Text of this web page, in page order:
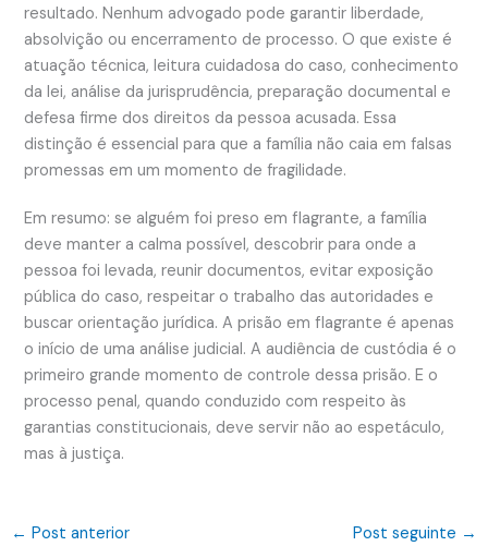
resultado. Nenhum advogado pode garantir liberdade,
absolvição ou encerramento de processo. O que existe é
atuação técnica, leitura cuidadosa do caso, conhecimento
da lei, análise da jurisprudência, preparação documental e
defesa firme dos direitos da pessoa acusada. Essa
distinção é essencial para que a família não caia em falsas
promessas em um momento de fragilidade.
Em resumo: se alguém foi preso em flagrante, a família
deve manter a calma possível, descobrir para onde a
pessoa foi levada, reunir documentos, evitar exposição
pública do caso, respeitar o trabalho das autoridades e
buscar orientação jurídica. A prisão em flagrante é apenas
o início de uma análise judicial. A audiência de custódia é o
primeiro grande momento de controle dessa prisão. E o
processo penal, quando conduzido com respeito às
garantias constitucionais, deve servir não ao espetáculo,
mas à justiça.
← Post anterior Post seguinte →